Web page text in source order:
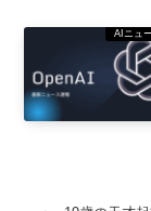
AIニュ